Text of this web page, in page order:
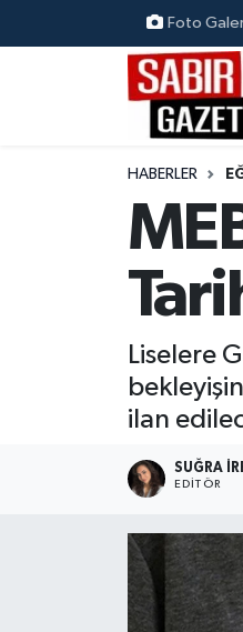
Foto
HABERLER
Liselere
ilan
SUĞRA
EDITÖR
ÖZEL HABER
MAGAZİN
RESMİ İLANLAR
Osmaniye Nöbetçi
Osmaniye Hava
Süper Lig Puan
Tüm Manşetler
Son Dakika
Haber Arşivi